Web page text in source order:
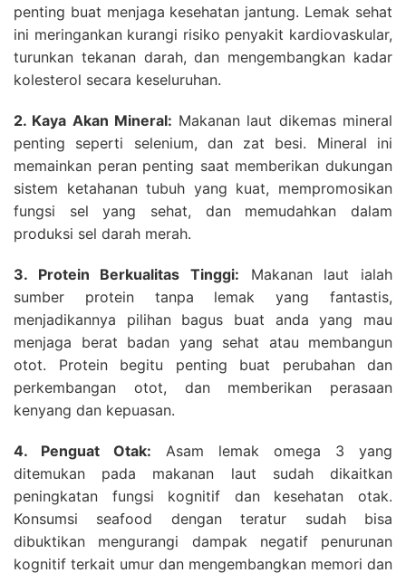
penting buat menjaga kesehatan jantung. Lemak sehat
ini meringankan kurangi risiko penyakit kardiovaskular,
turunkan tekanan darah, dan mengembangkan kadar
kolesterol secara keseluruhan.
2. Kaya Akan Mineral: Makanan laut dikemas mineral
penting seperti selenium, dan zat besi. Mineral ini
memainkan peran penting saat memberikan dukungan
sistem ketahanan tubuh yang kuat, mempromosikan
fungsi sel yang sehat, dan memudahkan dalam
produksi sel darah merah.
3. Protein Berkualitas Tinggi: Makanan laut ialah
sumber protein tanpa lemak yang fantastis,
menjadikannya pilihan bagus buat anda yang mau
menjaga berat badan yang sehat atau membangun
otot. Protein begitu penting buat perubahan dan
perkembangan otot, dan memberikan perasaan
kenyang dan kepuasan.
4. Penguat Otak: Asam lemak omega 3 yang
ditemukan pada makanan laut sudah dikaitkan
peningkatan fungsi kognitif dan kesehatan otak.
Konsumsi seafood dengan teratur sudah bisa
dibuktikan mengurangi dampak negatif penurunan
kognitif terkait umur dan mengembangkan memori dan